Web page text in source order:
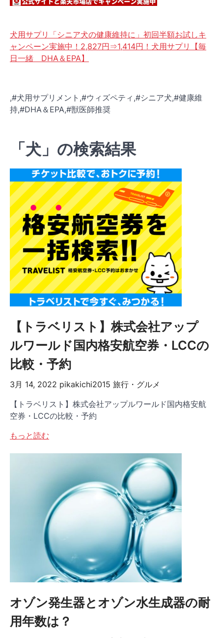
犬用サプリ「シニア犬の健康維持に」初回半額お試しキ
ャンペーン実施中！2,827円⇒1,414円！犬用サプリ【毎
日一緒 DHA＆EPA】
,#犬用サプリメント,#ウィズペティ,#シニア犬,#健康維
持,#DHA＆EPA,#獣医師推奨
「犬」の検索結果
【トラベリスト】株式会社アップ
ルワールド国内格安航空券・LCCの
比較・予約
3月 14, 2022 pikakichi2015 旅行・グルメ
【トラベリスト】株式会社アップルワールド国内格安航
空券・LCCの比較・予約
もっと読む
オゾン発生器とオゾン水生成器の耐
用年数は？